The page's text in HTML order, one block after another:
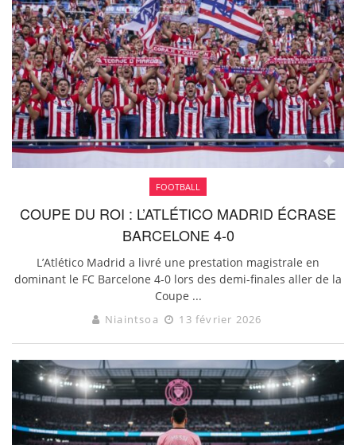
FOOTBALL
COUPE DU ROI : L’ATLÉTICO MADRID ÉCRASE
BARCELONE 4-0
L’Atlético Madrid a livré une prestation magistrale en
dominant le FC Barcelone 4-0 lors des demi-finales aller de la
Coupe ...
Niaintsoa 13 février 2026